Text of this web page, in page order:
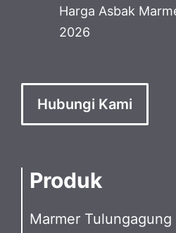
Harga Asbak
2026
Hubungi Kami
Produk
Marmer Tulungagung